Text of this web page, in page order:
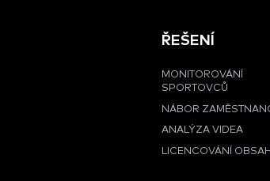
ŘEŠENÍ
MONITOROVÁNÍ
SPORTOVCŮ
NÁBOR
ANALÝZA VIDEA
LICENCOVÁNÍ